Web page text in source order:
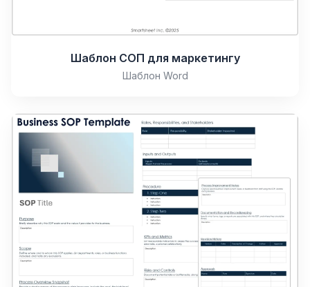
Шаблон СОП для маркетингу
Шаблон Word